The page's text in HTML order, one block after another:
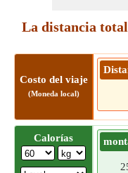
La distancia
Costo del viaje
(Moneda local)
Calorías